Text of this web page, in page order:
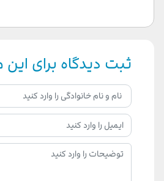
ثبت دیدگاه برای